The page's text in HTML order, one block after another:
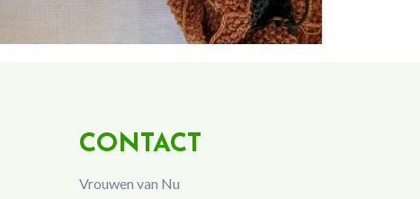
CONTACT
Vrouwen van Nu